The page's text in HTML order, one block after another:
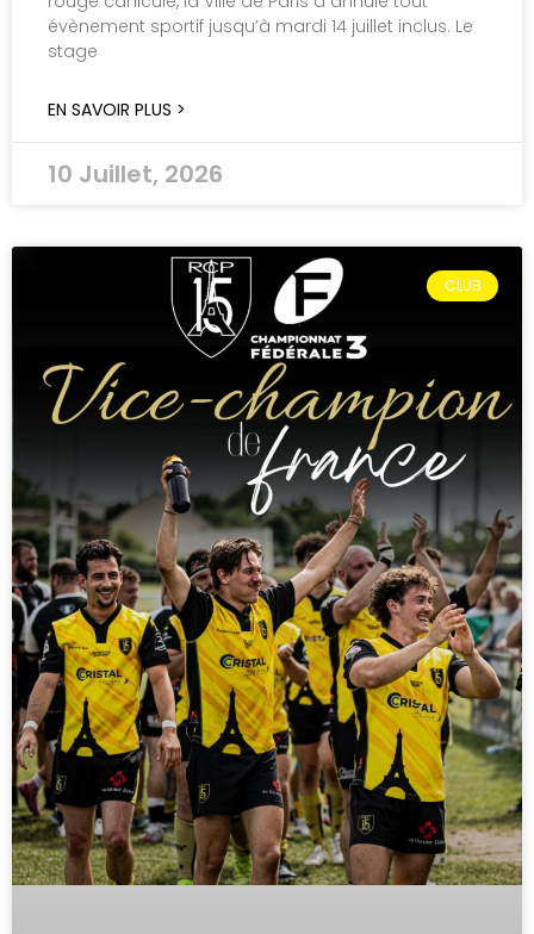
évènement sportif jusqu’à mardi 14 juillet inclus. Le
stage
EN SAVOIR PLUS >
10 Juillet, 2026
CLUB